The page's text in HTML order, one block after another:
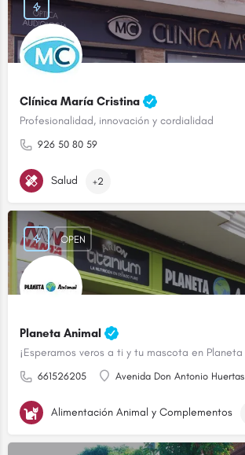
Clínica María Cristina
Profesionalidad, innovación y cordialidad
926 50 80 59
Salud +2
Planeta Animal
661526205 Avenida Don Antonio Huertas
OPEN
Alimentación Animal y Complementos